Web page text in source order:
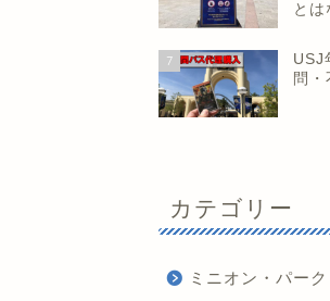
とは
7
USJ
問・
カテゴリー
ミニオン・パーク